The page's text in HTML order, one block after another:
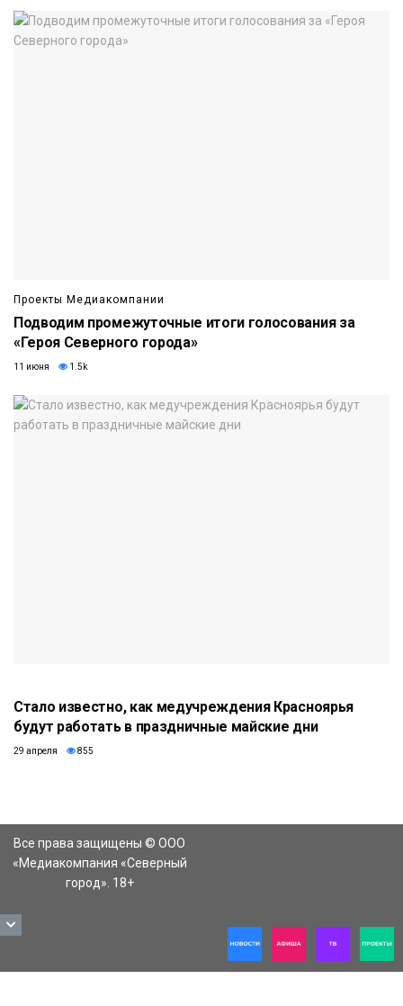
Проекты Медиакомпании
Подводим промежуточные итоги голосования за
«Героя Северного города»
11 июня 1.5k
Стало известно, как медучреждения Красноярья
будут работать в праздничные майские дни
29 апреля 855
Все права защищены © ООО
«Медиакомпания «Северный
город». 18+